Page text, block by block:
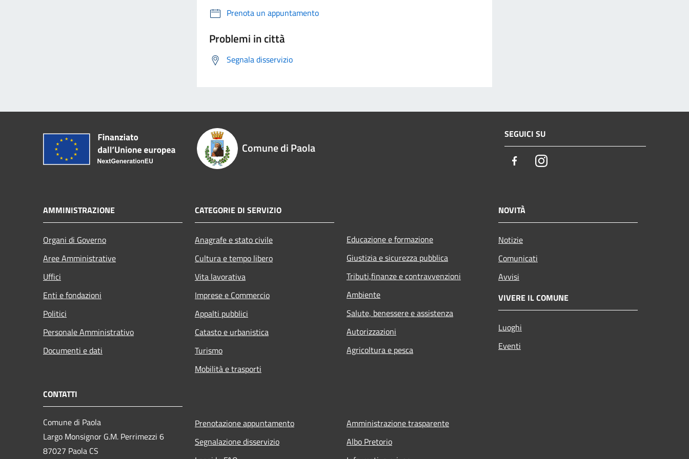
Prenota un appuntamento
Problemi in città
Segnala disservizio
Comune di Paola
SEGUICI SU
FacebookInstagram
AMMINISTRAZIONE
Organi di Governo
Aree Amministrative
Uffici
Enti e fondazioni
Politici
Personale Amministrativo
Documenti e dati
CATEGORIE DI SERVIZIO
Anagrafe e stato civile
Cultura e tempo libero
Vita lavorativa
Imprese e Commercio
Appalti pubblici
Catasto e urbanistica
Turismo
Mobilità e trasporti
Educazione e formazione
Giustizia e sicurezza pubblica
Tributi,finanze e contravvenzioni
Ambiente
Salute, benessere e assistenza
Autorizzazioni
Agricoltura e pesca
NOVITÀ
Notizie
Comunicati
Avvisi
VIVERE IL COMUNE
Luoghi
Eventi
CONTATTI
Comune di Paola
Largo Monsignor G.M. Perrimezzi 6
87027 Paola CS
Prenotazione appuntamento
Segnalazione disservizio
Amministrazione trasparente
Albo Pretorio